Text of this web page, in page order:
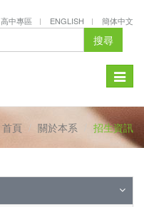
高中專區 ENGLISH 簡体中文
搜尋
Toggle
首頁 關於本系 招生資訊